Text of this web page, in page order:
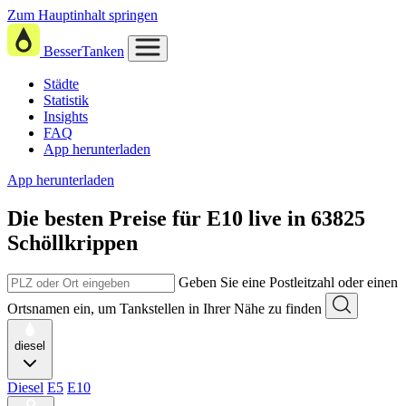
Zum Hauptinhalt springen
BesserTanken
Städte
Statistik
Insights
FAQ
App herunterladen
App herunterladen
Die besten Preise für E10 live in 63825
Schöllkrippen
Geben Sie eine Postleitzahl oder einen
Ortsnamen ein, um Tankstellen in Ihrer Nähe zu finden
diesel
Diesel E5 E10